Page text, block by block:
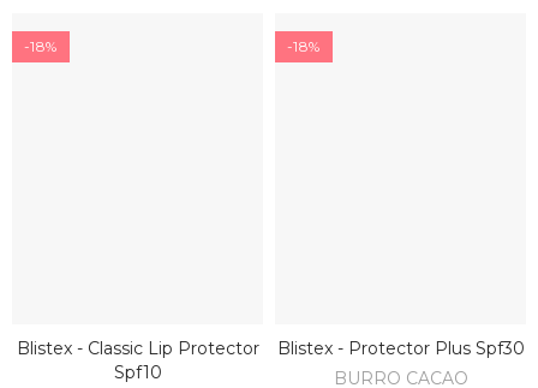
-18%
AGGIUNGI AL CARRELLO
Blistex - Classic Lip Protector
Spf10
-18%
AGGIUNGI AL CARRELLO
Blistex - Protector Plus Spf30
BURRO CACAO